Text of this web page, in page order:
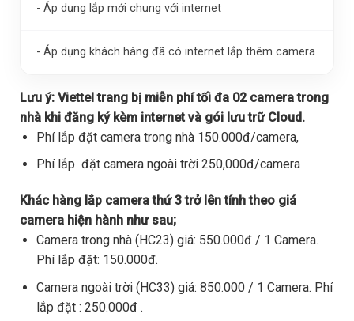
- Áp dụng lắp mới chung với internet
- Áp dụng khách hàng đã có internet lắp thêm camera
Lưu ý: Viettel trang bị miễn phí tối đa 02 camera trong
nhà khi đăng ký kèm internet và gói lưu trữ Cloud.
Phí lắp đặt camera trong nhà 150.000đ/camera,
Phí lắp đặt camera ngoài trời 250,000đ/camera
Khác hàng lắp camera thứ 3 trở lên tính theo giá
camera hiện hành như sau;
Camera trong nhà (HC23) giá: 550.000đ / 1 Camera.
Phí lắp đặt: 150.000đ.
Camera ngoài trời (HC33) giá: 850.000 / 1 Camera. Phí
lắp đặt : 250.000đ .